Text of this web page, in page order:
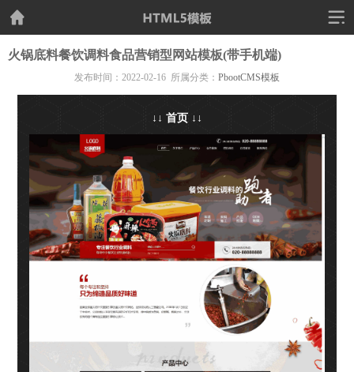
火锅底料餐饮调料食品营销型网站模板(带手机端)
发布时间：2022-02-16 所属分类： PbootCMS模板
↓↓ 首页 ↓↓